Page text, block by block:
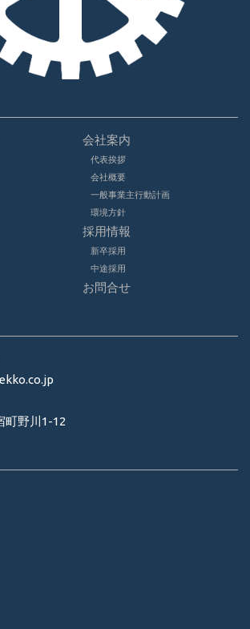
会社案内
代表挨拶
会社概要
一般事業主行動計画
環境方針
採用情報
新卒採用
中途採用
お問合せ
町野川1-12